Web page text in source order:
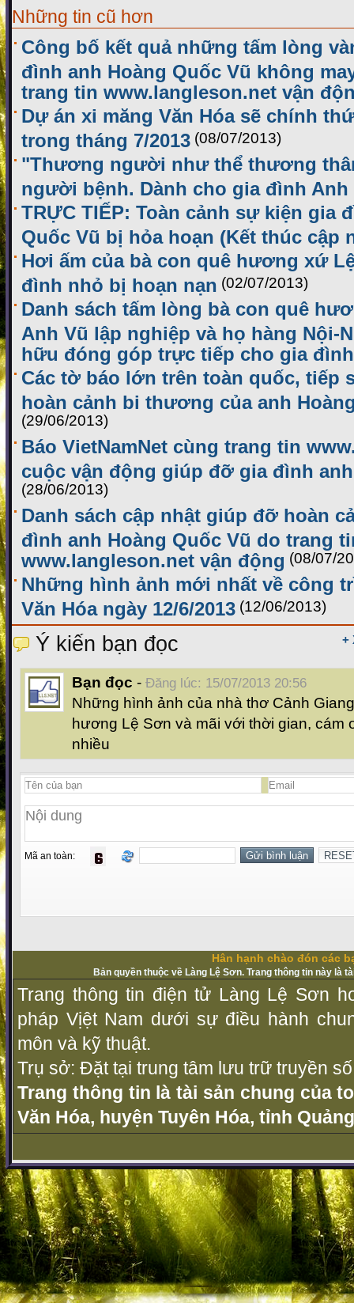
Những tin cũ hơn
Công bố kết quả những tấm lòng
đình anh Hoàng Quốc Vũ không
trang tin www.langleson.net vận
Dự án xi măng Văn Hóa sẽ chính
trong tháng 7/2013 (08/07/2013)
"Thương người như thể thương
người bệnh. Dành cho gia đình Anh
TRỰC TIẾP: Toàn cảnh sự kiện gia
Quốc Vũ bị hỏa hoạn (Kết thúc cập
Hơi ấm của bà con quê hương xứ
đình nhỏ bị hoạn nạn (02/07/2013)
Danh sách tấm lòng bà con quê
Anh Vũ lập nghiệp và họ hàng Nội-
hữu đóng góp trực tiếp cho gia đình
Các tờ báo lớn trên toàn quốc, tiếp
hoàn cảnh bi thương của anh
(29/06/2013)
Báo VietNamNet cùng trang tin
cuộc vận động giúp đỡ gia đình
(28/06/2013)
Danh sách cập nhật giúp đỡ hoàn
đình anh Hoàng Quốc Vũ do trang
www.langleson.net vận động (08/07/
Những hình ảnh mới nhất về công
Văn Hóa ngày 12/6/2013 (12/06/2013)
+
Ý kiến bạn đọc
Bạn đọc - Đăng lúc: 15/07/2013 20:56
Những hình ảnh của nhà thơ Cảnh
hương Lệ Sơn và mãi với thời gian, cám
nhiều
Mã an toàn:
Hân hạnh chào đón các
Bản quyền thuộc về Làng Lệ Sơn. Trang thông tin này là
Trang thông tin điện tử Làng Lệ Sơn
pháp Vịệt Nam dưới sự điều hành
môn và kỹ thuật.
Trụ sở: Đặt tại trung tâm lưu trữ truyền
Trang thông tin là tài sản chung của
Văn Hóa, huyện Tuyên Hóa, tỉnh